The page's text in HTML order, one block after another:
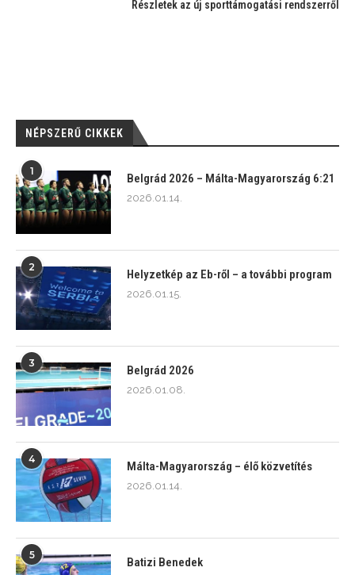
Részletek az új sporttámogatási rendszerről
NÉPSZERŰ CIKKEK
1
Belgrád 2026 – Málta-Magyarország 6:21
2026.01.14.
2
Helyzetkép az Eb-ről – a további program
2026.01.15.
3
Belgrád 2026
2026.01.08.
4
Málta-Magyarország – élő közvetítés
2026.01.14.
5
Batizi Benedek